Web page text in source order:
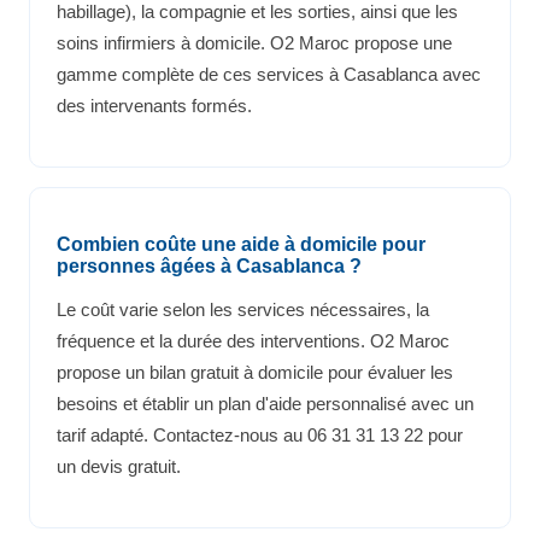
habillage), la compagnie et les sorties, ainsi que les
soins infirmiers à domicile. O2 Maroc propose une
gamme complète de ces services à Casablanca avec
des intervenants formés.
Combien coûte une aide à domicile pour
personnes âgées à Casablanca ?
Le coût varie selon les services nécessaires, la
fréquence et la durée des interventions. O2 Maroc
propose un bilan gratuit à domicile pour évaluer les
besoins et établir un plan d'aide personnalisé avec un
tarif adapté. Contactez-nous au 06 31 31 13 22 pour
un devis gratuit.